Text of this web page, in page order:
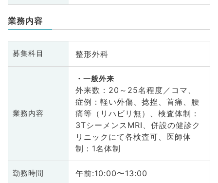
業務内容
募集科目 整形外科
業務内容
一般外来
外来数：20～25名程度／コマ、
症例：軽い外傷、捻挫、首痛、腰
痛等（リハビリ無）、検査体制：
3TシーメンスMRI、併設の健診ク
リニックにて各検査可、医師体
制：1名体制
勤務時間 午前:10:00〜13:00